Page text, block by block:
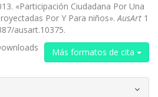
«Participación Ciudadana Por Una
Por Y Para niños».AusArt 1
ausart.10375.
Más formatos de cita